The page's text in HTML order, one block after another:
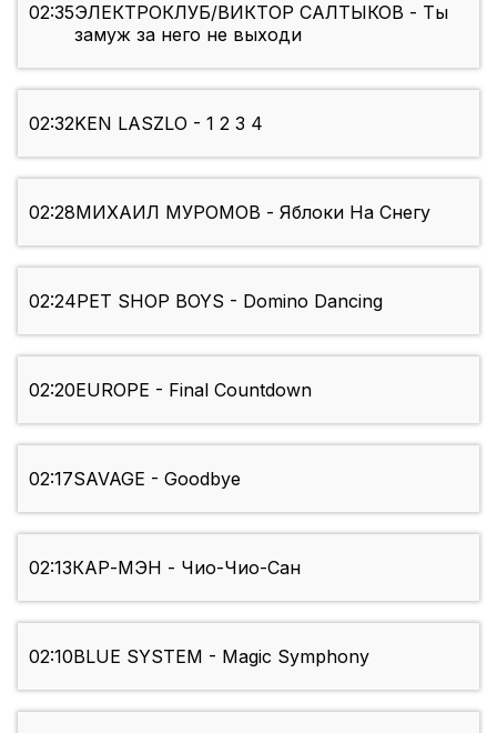
02:35ЭЛЕКТРОКЛУБ/ВИКТОР САЛТЫКОВ - Ты
замуж за него не выходи
02:32KEN LASZLO - 1 2 3 4
02:28МИХАИЛ МУРОМОВ - Яблоки На Снегу
02:24PET SHOP BOYS - Domino Dancing
02:20EUROPE - Final Countdown
02:17SAVAGE - Goodbye
02:13КАР-МЭН - Чио-Чио-Сан
02:10BLUE SYSTEM - Magic Symphony